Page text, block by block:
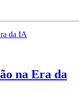
na Era da